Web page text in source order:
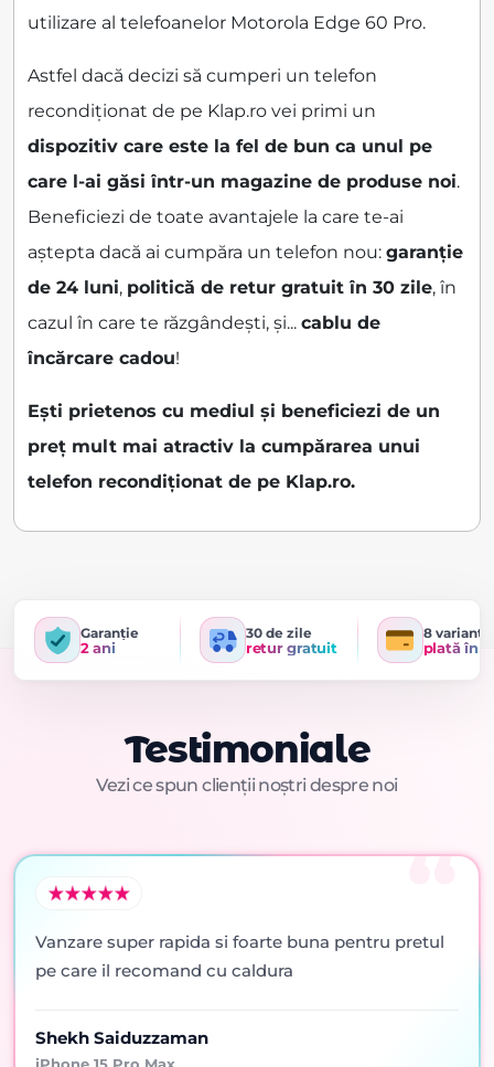
utilizare al telefoanelor Motorola Edge 60 Pro.
Astfel dacă decizi să cumperi un telefon
recondiționat de pe Klap.ro vei primi un
dispozitiv care este la fel de bun ca unul pe
care l-ai găsi într-un magazine de produse noi.
Beneficiezi de toate avantajele la care te-ai
aștepta dacă ai cumpăra un telefon nou: garanție
de 24 luni, politică de retur gratuit în 30 zile, în
cazul în care te răzgândești, și... cablu de
încărcare cadou!
Ești prietenos cu mediul și beneficiezi de un
preț mult mai atractiv la cumpărarea unui
telefon recondiționat de pe Klap.ro.
Garanție
2 ani
30 de zile
retur gratuit
8 variante
plată în
Testimoniale
Vezi ce spun clienții noștri despre noi
Vanzare super rapida si foarte buna pentru pretul
pe care il recomand cu caldura
Shekh Saiduzzaman